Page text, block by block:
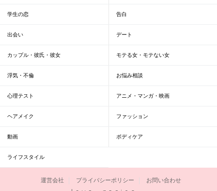
学生の恋 告白
出会い デート
カップル・彼氏・彼女 モテる女・モテない女
浮気・不倫 お悩み相談
心理テスト アニメ・マンガ・映画
ヘアメイク ファッション
動画 ボディケア
ライフスタイル
運営会社 プライバシーポリシー お問い合わせ